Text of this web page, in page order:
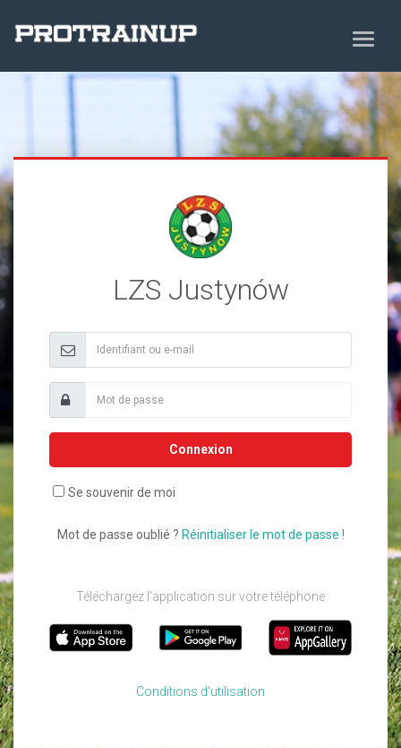
LZS Justynów
Connexion
Se souvenir de moi
Mot de passe oublié ? Réinitialiser le mot de passe !
Téléchargez l'application sur votre téléphone
Conditions d'utilisation